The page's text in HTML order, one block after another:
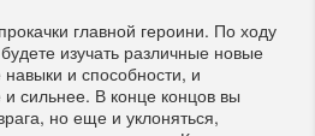
главной героини. По ходу
изучать различные новые
и способности, и
и сильнее. В конце концов вы
но еще и уклоняться,